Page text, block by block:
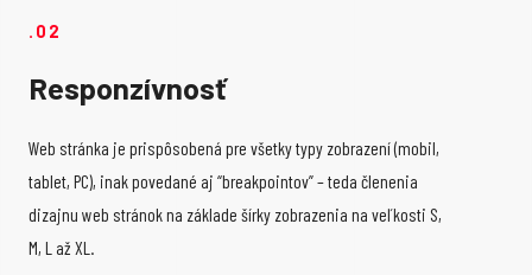
.02
Responzívnosť
Web stránka je prispôsobená pre všetky typy zobrazení (mobil,
tablet, PC), inak povedané aj “breakpointov” – teda členenia
dizajnu web stránok na základe šírky zobrazenia na veľkosti S,
M, L až XL.